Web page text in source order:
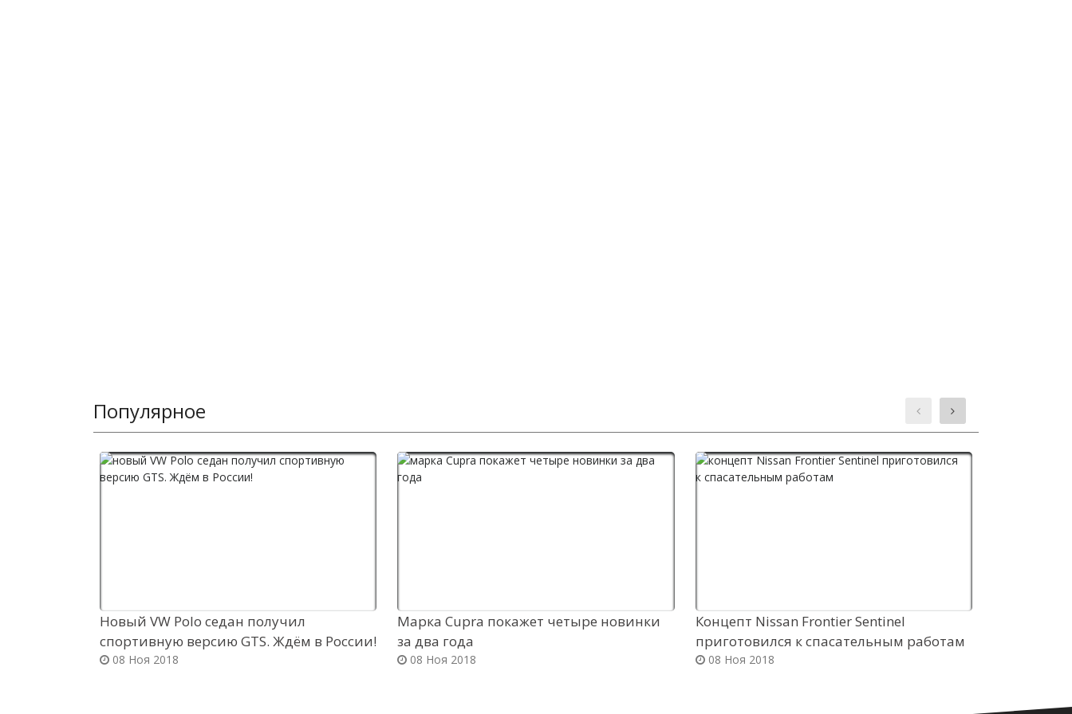
Популярное
Новый VW Polo седан получил
спортивную версию GTS. Ждём в России!
08 Ноя 2018
Марка Cupra покажет четыре новинки
за два года
08 Ноя 2018
Концепт Nissan Frontier Sentinel
приготовился к спасательным работам
08 Ноя 2018